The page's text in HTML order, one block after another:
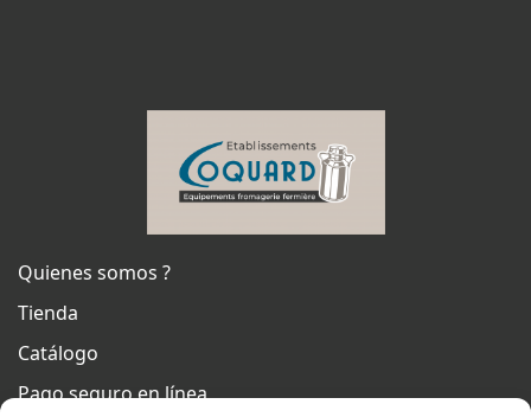
Quienes somos ?
Tienda
Catálogo
Pago seguro en línea